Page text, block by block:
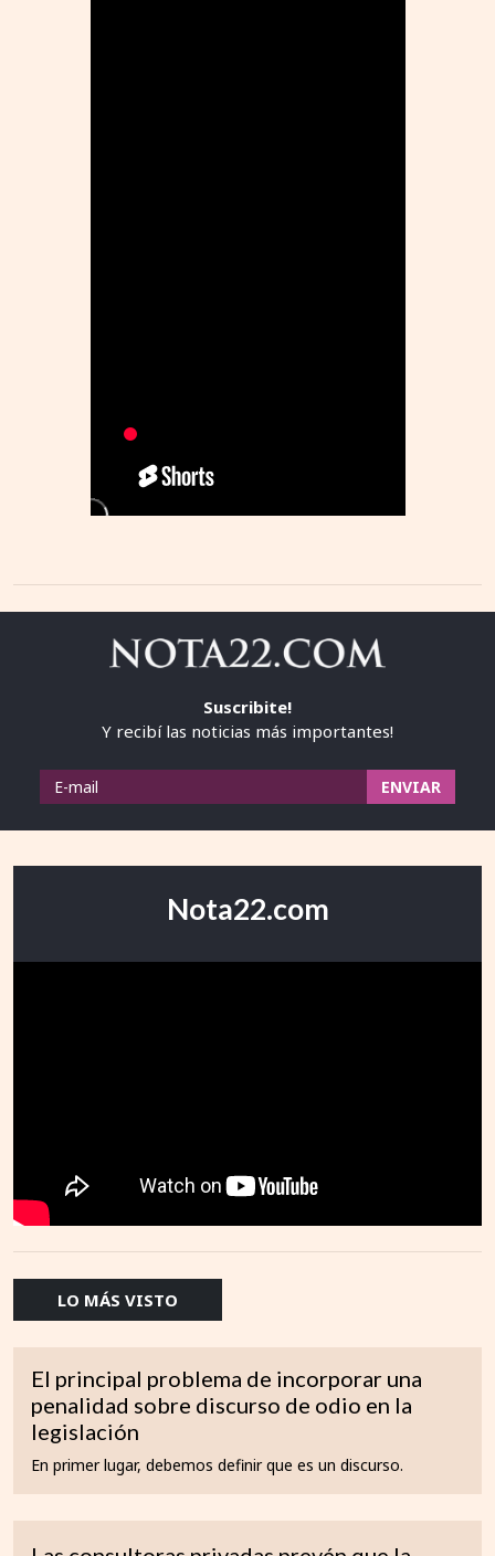
Suscribite!
Y recibí las noticias más importantes!
Nota22.com
LO MÁS VISTO
El principal problema de incorporar una
penalidad sobre discurso de odio en la
legislación
En primer lugar, debemos definir que es un discurso.